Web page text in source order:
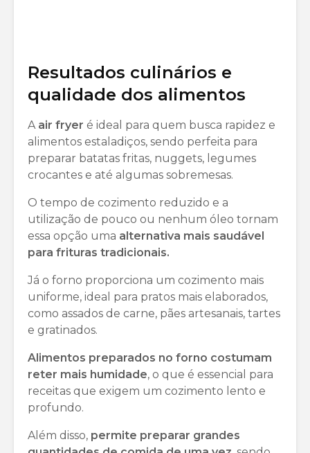
Resultados culinários e
qualidade dos alimentos
A air fryer é ideal para quem busca rapidez e
alimentos estaladiços, sendo perfeita para
preparar batatas fritas, nuggets, legumes
crocantes e até algumas sobremesas.
O tempo de cozimento reduzido e a
utilização de pouco ou nenhum óleo tornam
essa opção uma alternativa mais saudável
para frituras tradicionais.
Já o forno proporciona um cozimento mais
uniforme, ideal para pratos mais elaborados,
como assados de carne, pães artesanais, tartes
e gratinados.
Alimentos preparados no forno costumam
reter mais humidade, o que é essencial para
receitas que exigem um cozimento lento e
profundo.
Além disso, permite preparar grandes